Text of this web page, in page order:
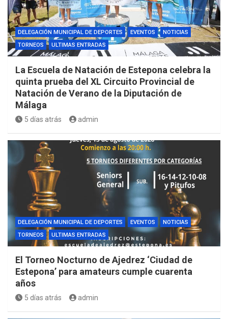
DELEGACIÓN MUNICIPAL DE DEPORTES EVENTOS
NOTICIAS
TORNEOS
ULTIMAS ENTRADAS
La Escuela de Natación de Estepona celebra la
quinta prueba del XL Circuito Provincial de
Natación de Verano de la Diputación de
Málaga
5 días atrás admin
DELEGACIÓN MUNICIPAL DE DEPORTES EVENTOS
NOTICIAS
TORNEOS
ULTIMAS ENTRADAS
El Torneo Nocturno de Ajedrez ‘Ciudad de
Estepona’ para amateurs cumple cuarenta
años
5 días atrás admin